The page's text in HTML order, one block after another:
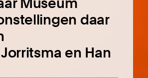
daar
en Han